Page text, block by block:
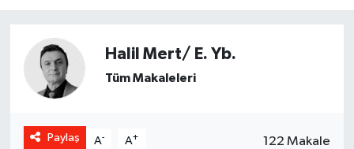
Halil Mert/ E. Yb.
Tüm Makaleleri
Paylaş A- A+ 122 Makale
Süper Lig Puan Durumu ve Fikstür
Tüm Manşetler
Son Dakika Haberleri